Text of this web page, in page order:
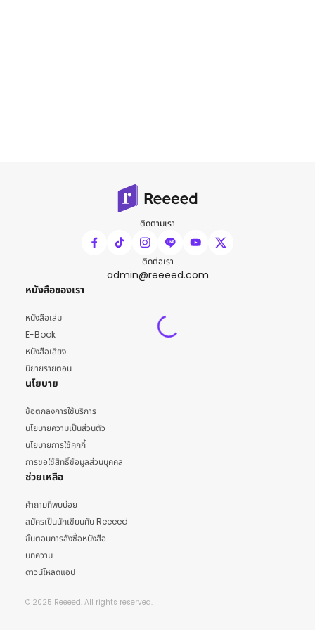
ติดตามเรา
ติดต่อเรา
admin@reeeed.com
หนังสือของเรา
หนังสือเล่ม
E-Book
หนังสือเสียง
นิยายรายตอน
นโยบาย
ข้อตกลงการใช้บริการ
นโยบายความเป็นส่วนตัว
นโยบายการใช้คุกกี้
การขอใช้สิทธิ์ข้อมูลส่วนบุคคล
ช่วยเหลือ
คำถามที่พบบ่อย
สมัครเป็นนักเขียนกับ Reeeed
ขั้นตอนการสั่งซื้อหนังสือ
บทความ
ดาวน์โหลดแอป
© 2025 Reeeed. All rights reserved.